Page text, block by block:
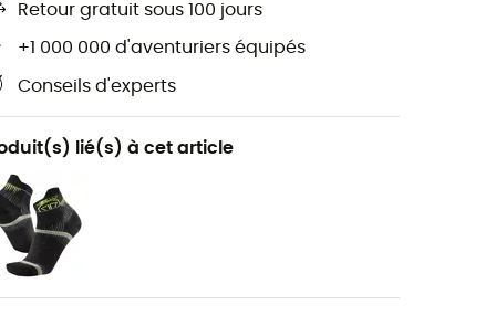
Retour gratuit sous 100 jours
+1 000 000 d'aventuriers équipés
Conseils d'experts
lié(s) à cet article